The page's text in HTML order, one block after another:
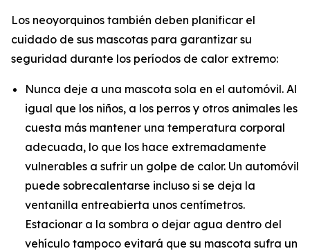
Los neoyorquinos también deben planificar el
cuidado de sus mascotas para garantizar su
seguridad durante los períodos de calor extremo:
Nunca deje a una mascota sola en el automóvil. Al
igual que los niños, a los perros y otros animales les
cuesta más mantener una temperatura corporal
adecuada, lo que los hace extremadamente
vulnerables a sufrir un golpe de calor. Un automóvil
puede sobrecalentarse incluso si se deja la
ventanilla entreabierta unos centímetros.
Estacionar a la sombra o dejar agua dentro del
vehículo tampoco evitará que su mascota sufra un